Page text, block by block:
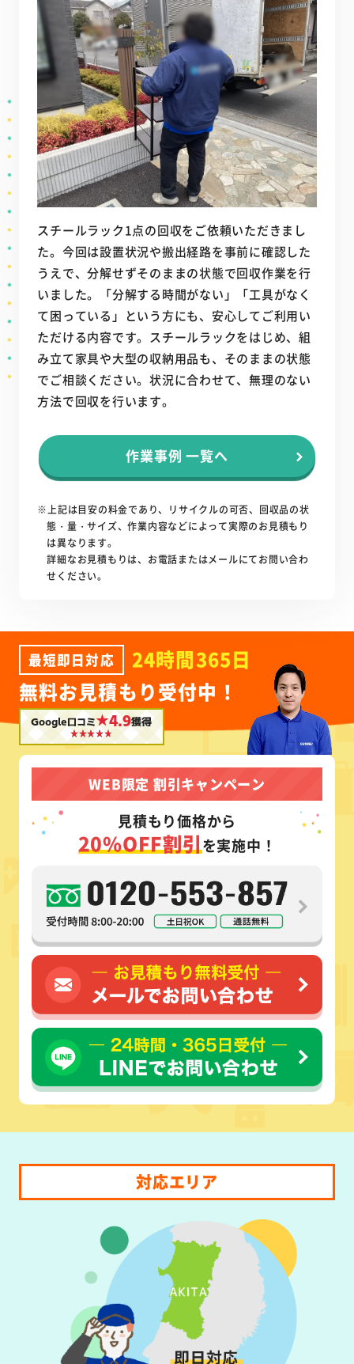
スチールラック1点の回収をご依頼いただきまし
た。今回は設置状況や搬出経路を事前に確認した
うえで、分解せずそのままの状態で回収作業を行
いました。「分解する時間がない」「工具がなく
て困っている」という方にも、安心してご利用い
ただける内容です。スチールラックをはじめ、組
み立て家具や大型の収納用品も、そのままの状態
でご相談ください。状況に合わせて、無理のない
方法で回収を行います。
作業事例 一覧へ
※上記は目安の料金であり、リサイクルの可否、回収品の状
態・量・サイズ、作業内容などによって実際のお見積もり
は異なります。
詳細なお見積もりは、お電話またはメールにてお問い合わ
せください。
最短即日対応
24時間365日
無料お見積もり受付中！
Google口コミ★4.9獲得
WEB限定 割引キャンペーン
見積もり価格から
20%OFF割引を実施中！
対応エリア